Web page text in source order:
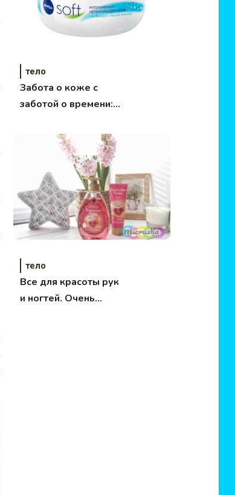
тело
Забота о коже с
заботой о времени:
Nivea Soft
тело
Все для красоты рук
и ногтей. Очень